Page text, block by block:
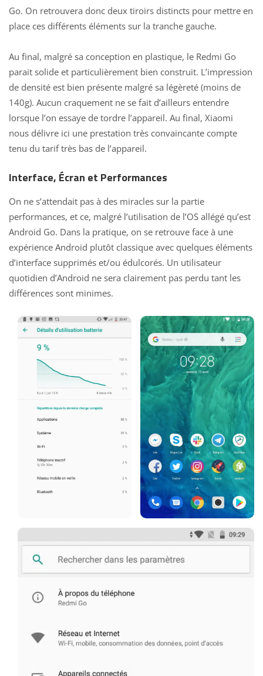
Go. On retrouvera donc deux tiroirs distincts pour mettre en
place ces différents éléments sur la tranche gauche.
Au final, malgré sa conception en plastique, le Redmi Go
parait solide et particulièrement bien construit. L’impression
de densité est bien présente malgré sa légèreté (moins de
140g). Aucun craquement ne se fait d’ailleurs entendre
lorsque l’on essaye de tordre l’appareil. Au final, Xiaomi
nous délivre ici une prestation très convaincante compte
tenu du tarif très bas de l’appareil.
Interface, Écran et Performances
On ne s’attendait pas à des miracles sur la partie
performances, et ce, malgré l’utilisation de l’OS allégé qu’est
Android Go. Dans la pratique, on se retrouve face à une
expérience Android plutôt classique avec quelques éléments
d’interface supprimés et/ou édulcorés. Un utilisateur
quotidien d’Android ne sera clairement pas perdu tant les
différences sont minimes.